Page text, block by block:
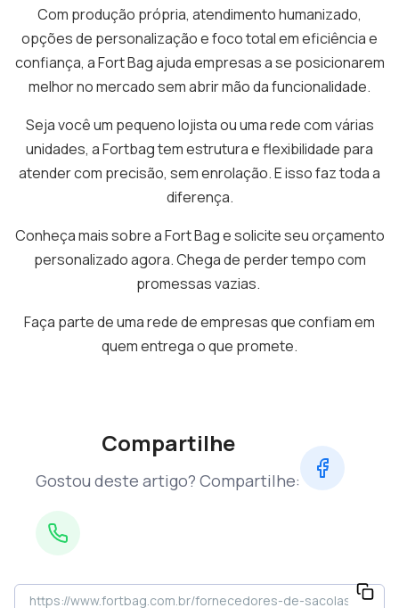
Com produção própria, atendimento humanizado,
opções de personalização e foco total em eficiência e
confiança, a Fort Bag ajuda empresas a se posicionarem
melhor no mercado sem abrir mão da funcionalidade.
Seja você um pequeno lojista ou uma rede com várias
unidades, a Fortbag tem estrutura e flexibilidade para
atender com precisão, sem enrolação. E isso faz toda a
diferença.
Conheça mais sobre a Fort Bag e solicite seu orçamento
personalizado agora. Chega de perder tempo com
promessas vazias.
Faça parte de uma rede de empresas que confiam em
quem entrega o que promete.
Compartilhe
Gostou deste artigo? Compartilhe: